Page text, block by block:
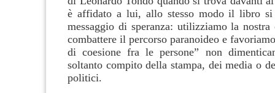
è affidato a lui, allo stesso modo il libro si
messaggio di speranza: utilizziamo la nostra
combattere il percorso paranoideo e
di coesione fra le persone” non
soltanto compito della stampa, dei media o
politici.